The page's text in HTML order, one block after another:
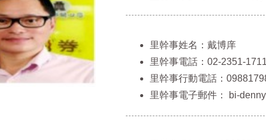
里幹事姓名：戴博庠
里幹事電話：02-2351-
里幹事行動電話：
里幹事電子郵件：
bi-